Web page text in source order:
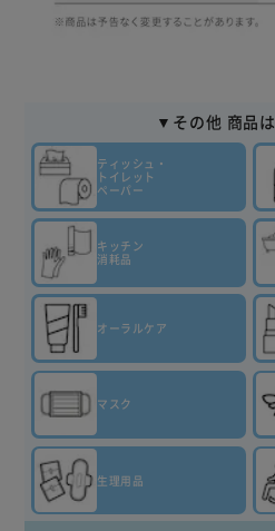
▼その他 商品
ティッシュ・
トイレット
ペーパー
キッチン
消耗品
オーラルケア
マスク
生理用品